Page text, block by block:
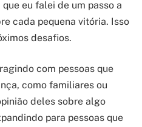
eu falei de um passo a
cada pequena vitória. Isso
desafios.
com pessoas que
como familiares ou
deles sobre algo
para pessoas que